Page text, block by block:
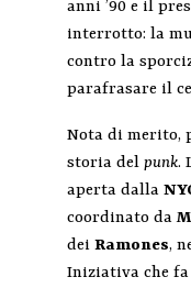
anni ’90 e il
interrotto: la
contro la
parafrasare il
Nota di merito,
storia del punk.
aperta dalla
coordinato da
dei Ramones,
Iniziativa che